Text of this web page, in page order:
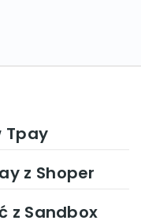
Tpay
z Shoper
z Sandbox